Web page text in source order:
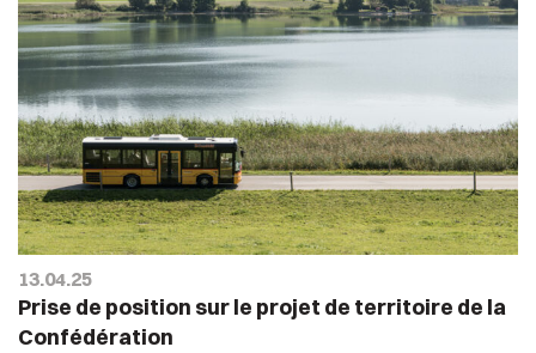
13.04.25
Prise de position sur le projet de territoire de la
Confédération